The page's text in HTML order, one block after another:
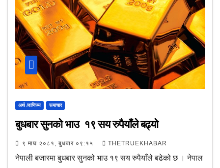
अर्थ /वाणिज्य समाचार
बुधबार सुनको भाउ १९ सय रुपैयाँले बढ्यो
९ माघ २०८१, बुधबार ०९:१५ THETRUEKHABAR
नेपाली बजारमा बुधबार सुनको भाउ १९ सय रुपैयाँले बढेको छ । नेपाल